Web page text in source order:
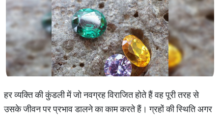
हर व्यक्ति की कुंडली में जो नवग्रह विराजित होते हैं वह पूरी तरह से
उसके जीवन पर प्रभाव डालने का काम करते हैं। ग्रहों की स्थिति अगर